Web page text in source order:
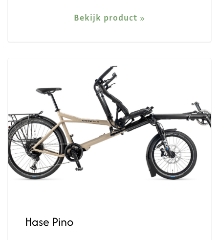
Bekijk product
Hase Pino